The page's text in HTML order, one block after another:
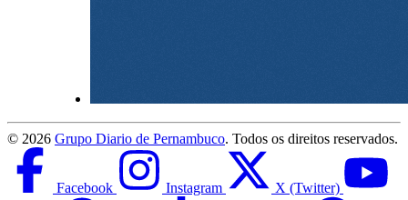
© 2026 Grupo Diario de Pernambuco. Todos os direitos reservados.
Facebook Instagram X (Twitter)